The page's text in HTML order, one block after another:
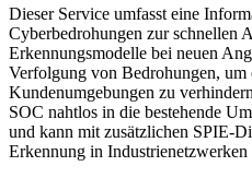
Dieser Service umfasst eine
Cyberbedrohungen zur schnellen
Erkennungsmodelle bei neuen
Verfolgung von Bedrohungen,
Kundenumgebungen zu
SOC nahtlos in die bestehende
und kann mit zusätzlichen SPIE-
Erkennung in Industrienetzwerken